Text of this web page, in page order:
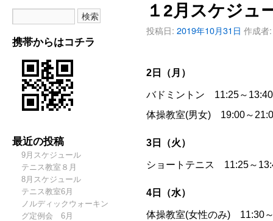
携帯からはコチラ
最近の投稿
9月スケジュール
テニス教室８月
8月スケジュール
テニス教室6月
ノルディックウォーキン
グ定例会 6月
１2月スケジュ
投稿日: 2019年10月31日 作成者:
2日（月）
バドミントン 11:25～
体操教室(男女) 19:00～
3日（火）
ショートテニス 11:25～
4日（水）
体操教室(女性のみ) 11:30